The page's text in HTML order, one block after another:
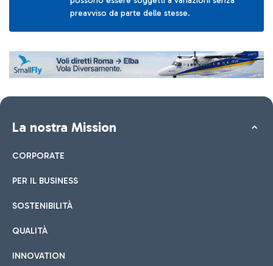
preavviso da parte delle stesse.
La nostra Mission
CORPORATE
PER IL BUSINESS
SOSTENIBILITÀ
QUALITÀ
INNOVATION